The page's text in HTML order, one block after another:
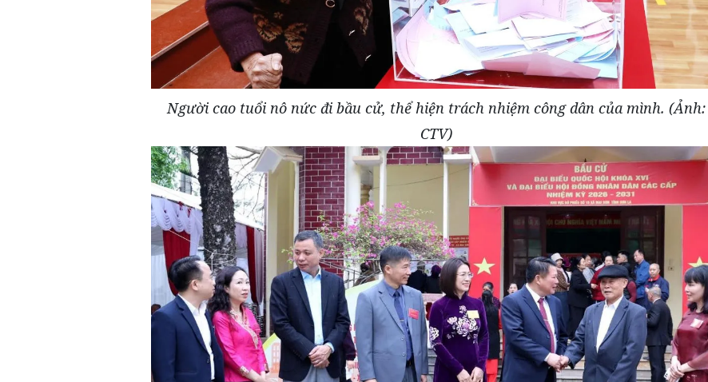
Người cao tuổi nô nức đi bầu cử, thể hiện trách nhiệm công dân của mình. (Ảnh:
CTV)